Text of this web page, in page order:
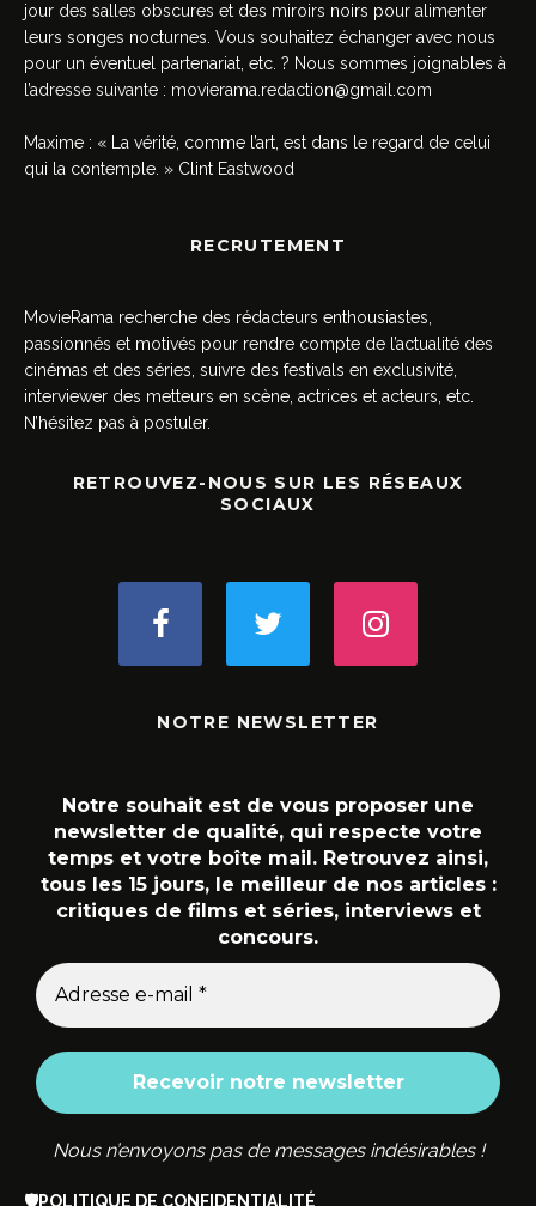
jour des salles obscures et des miroirs noirs pour alimenter
leurs songes nocturnes. Vous souhaitez échanger avec nous
pour un éventuel partenariat, etc. ? Nous sommes joignables à
l’adresse suivante : movierama.redaction@gmail.com
Maxime : « La vérité, comme l’art, est dans le regard de celui
qui la contemple. » Clint Eastwood
RECRUTEMENT
MovieRama recherche des rédacteurs enthousiastes,
passionnés et motivés pour rendre compte de l’actualité des
cinémas et des séries, suivre des festivals en exclusivité,
interviewer des metteurs en scène, actrices et acteurs, etc.
N’hésitez pas à postuler.
RETROUVEZ-NOUS SUR LES RÉSEAUX
SOCIAUX
NOTRE NEWSLETTER
Notre souhait est de vous proposer une
newsletter de qualité, qui respecte votre
temps et votre boîte mail. Retrouvez ainsi,
tous les 15 jours, le meilleur de nos articles :
critiques de films et séries, interviews et
concours.
Nous n’envoyons pas de messages indésirables !
🛡️POLITIQUE DE CONFIDENTIALITÉ